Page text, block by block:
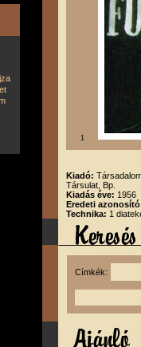
1
Kiadó:
Társulat, Bp.
Kiadás éve: 1956
Eredeti
Technika: 1
Címkék: